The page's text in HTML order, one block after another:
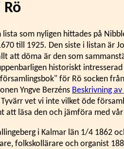
Rö
lista som nyligen hittades på
till 1925. Den siste i listan är
att döma är den som
historiskt
för Rö socken
Yngve Berzéns Beskrivning
vet vi inte vilket öde
att läsa den och jämföra med
i Kalmar län 1/4 1862
folkskollärare och organist